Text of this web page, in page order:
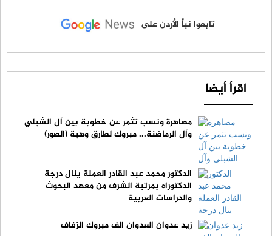
تابعوا نبأ الأردن على
اقرأ أيضا
مصاهرة ونسب تثمر عن خطوبة بين آل الشبلي
وآل الرماضنة... مبروك لطارق وهبة (الصور)
الدكتور محمد عبد القادر العملة ينال درجة
الدكتوراه بمرتبة الشرف من معهد البحوث
والدراسات العربية
زيد عدوان العدوان الف مبروك الزفاف